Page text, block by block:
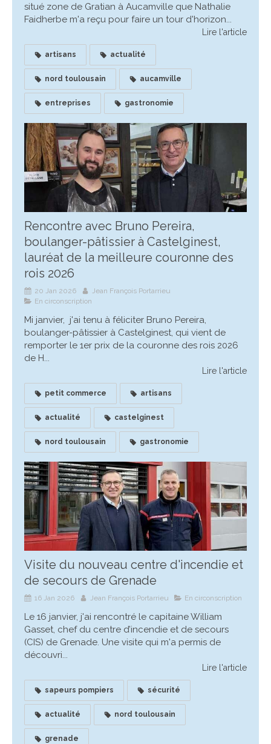
situé zone de Gratian à Aucamville que Nathalie
Faidherbe m'a reçu pour faire un tour d'horizon...
Lire l'article
artisans actualité
nord toulousain aucamville
entreprises gastronomie
Rencontre avec Bruno Pereira,
boulanger-pâtissier à Castelginest,
lauréat de la meilleure couronne des
rois 2026
20 Jan 2026
Jean François Portarrieu
En circonscription
Mi janvier, j'ai tenu à féliciter Bruno Pereira,
boulanger-pâtissier à Castelginest, qui vient de
remporter le 1er prix de la couronne des rois 2026
de H...
Lire l'article
petit commerce artisans
actualité castelginest
nord toulousain gastronomie
Visite du nouveau centre d'incendie et
de secours de Grenade
16 Jan 2026 Jean François Portarrieu En circonscription
Le 16 janvier, j'ai rencontré le capitaine William
Gasset, chef du centre d’incendie et de secours
(CIS) de Grenade. Une visite qui m'a permis de
découvri...
Lire l'article
sapeurs pompiers sécurité
actualité nord toulousain
grenade